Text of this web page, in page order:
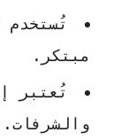
مبتكر.
تُعتبر
والشرفات.